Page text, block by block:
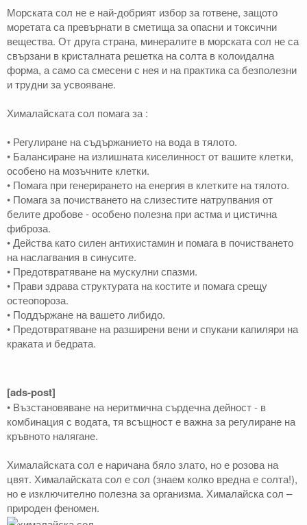
Морската сол не е най-добрият избор за готвене, защото
моретата са превърнати в сметища за опасни и токсични
вещества. От друга страна, минералите в морската сол не са
свързани в кристалната решетка на солта в колоидална
форма, а само са смесени с нея и на практика са безполезни
и трудни за усвояване.
Хималайската сол помага за :
• Регулиране на съдържанието на вода в тялото.
• Балансиране на излишната киселинност от вашите клетки,
особено на мозъчните клетки.
• Помага при генерирането на енергия в клетките на тялото.
• Помага за почистването на слизестите натрупвания от
белите дробове - особено полезна при астма и цистична
фиброза.
• Действа като силен антихистамин и помага в почистването
на наслагвания в синусите.
• Предотвратяване на мускулни спазми.
• Прави здрава структурата на костите и помага срещу
остеопороза.
• Поддържане на вашето либидо.
• Предотвратяване на разширени вени и спукани капиляри на
краката и бедрата.
[ads-post]
• Възстановяване на неритмична сърдечна дейност - в
комбинация с водата, тя всъщност е важна за регулиране на
кръвното налягане.
Хималайската сол е наричана бяло злато, но е розова на
цвят. Хималайската сол е сол (знаем колко вредна е солта!),
но е изключително полезна за организма. Хималайска сол –
природен феномен.